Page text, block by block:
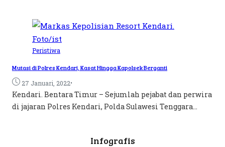
Peristiwa
Mutasi di Polres Kendari, Kasat Hingga Kapolsek Berganti
27 Januari, 2022•
Kendari. Bentara Timur – Sejumlah pejabat dan perwira
di jajaran Polres Kendari, Polda Sulawesi Tenggara...
Infografis